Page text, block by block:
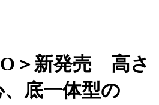
＞新発売 高さ
底一体型の